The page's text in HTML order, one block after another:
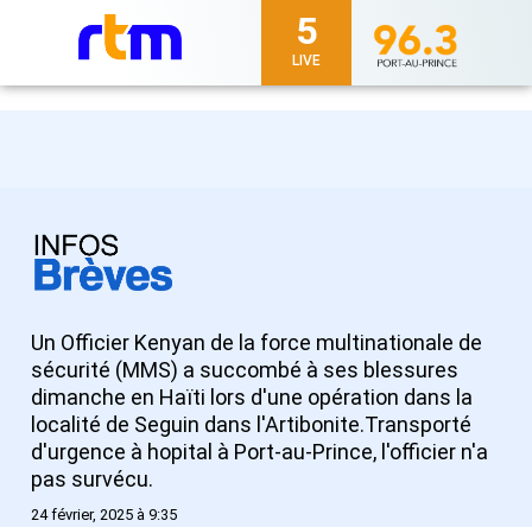
5
LIVE
Un Officier Kenyan de la force multinationale de
sécurité (MMS) a succombé à ses blessures
dimanche en Haïti lors d'une opération dans la
localité de Seguin dans l'Artibonite.Transporté
d'urgence à hopital à Port-au-Prince, l'officier n'a
pas survécu.
24 février, 2025 à 9:35